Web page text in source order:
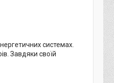
системах.
Завдяки своїй